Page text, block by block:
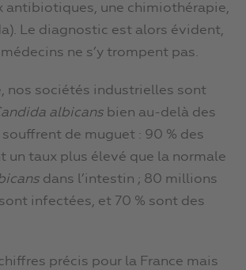
antibiotiques, une chimiothérapie,
Le diagnostic est alors évident,
ne s’y trompent pas.
nos sociétés industrielles sont
albicans bien au-delà des
de muguet : 90 % des
un taux plus élevé que la normale
dans l’intestin ; 80 millions
infectées, et 70 % sont des
précis pour la France mais